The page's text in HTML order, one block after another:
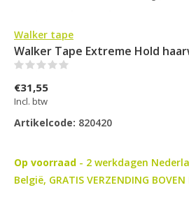
Walker tape
Walker Tape Extreme Hold
€31,55
Incl. btw
Artikelcode: 820420
Op voorraad - 2 werkdagen
België, GRATIS VERZENDING